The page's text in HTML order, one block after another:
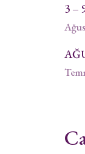
3 –